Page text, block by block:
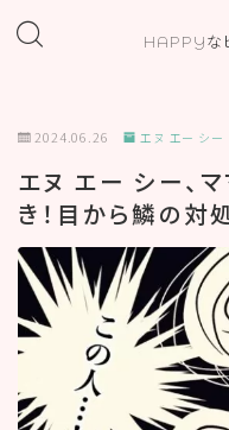
HAPPYな
プロフィール
お問い合わせ
カテゴリー
2024.06.26 エヌ エー シー
エヌ エー シー、
き！目から鱗の対